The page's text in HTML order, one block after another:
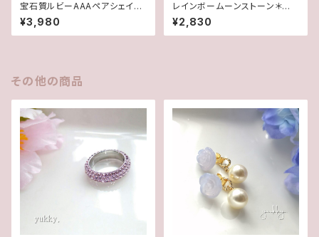
宝石質ルビーAAAペアシェイプ
✽淡水パール14kgfデザインピ
アス/イヤリング
¥3,980
レインボームーンストーン＊淡
水2wayポストピアス14kgf
¥2,830
その他の商品